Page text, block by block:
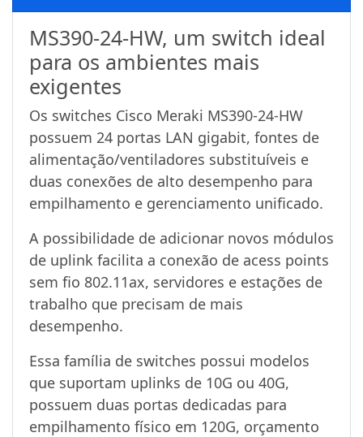
MS390-24-HW, um switch ideal
para os ambientes mais
exigentes
Os switches Cisco Meraki MS390-24-HW
possuem 24 portas LAN gigabit, fontes de
alimentação/ventiladores substituíveis e
duas conexões de alto desempenho para
empilhamento e gerenciamento unificado.
A possibilidade de adicionar novos módulos
de uplink facilita a conexão de acess points
sem fio 802.11ax, servidores e estações de
trabalho que precisam de mais
desempenho.
Essa família de switches possui modelos
que suportam uplinks de 10G ou 40G,
possuem duas portas dedicadas para
empilhamento físico em 120G, orçamento